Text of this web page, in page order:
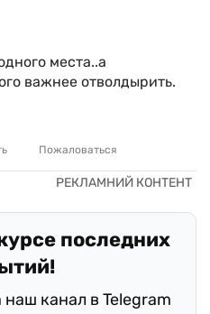
места..а
важнее отволдырить.
Пожаловаться
последних
канал в Telegram